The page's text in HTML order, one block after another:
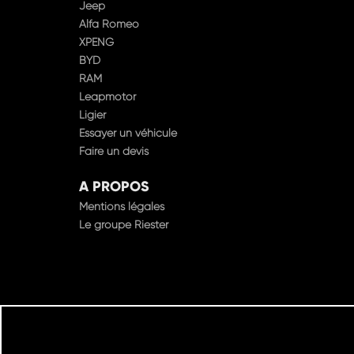
Jeep
Alfa Romeo
XPENG
BYD
RAM
Leapmotor
Ligier
Essayer un véhicule
Faire un devis
A PROPOS
Mentions légales
Le groupe Riester